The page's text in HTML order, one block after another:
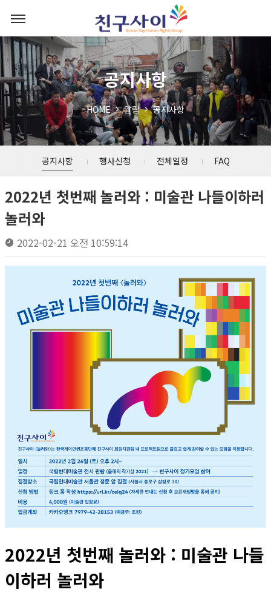
공지사항
HOME 알림 공지사항
공지사항 행사신청 전체일정 FAQ
2022년 첫번째 놀러와 : 미술관 나들이하러
놀러와
2022-02-21 오전 10:59:14
2022년 첫번째 놀러와 : 미술관 나들
이하러 놀러와